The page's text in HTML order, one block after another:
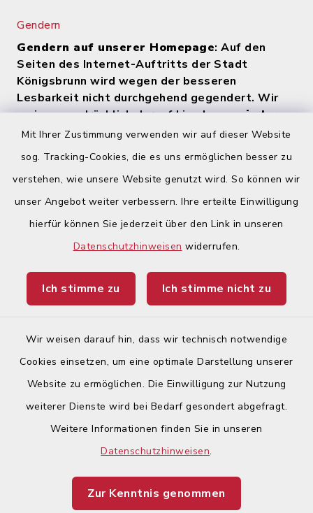
Mit Ihrer Zustimmung verwenden wir auf dieser Website
sog. Tracking-Cookies, die es uns ermöglichen besser zu
verstehen, wie unsere Website genutzt wird. So können wir
unser Angebot weiter verbessern. Ihre erteilte Einwilligung
hierfür können Sie jederzeit über den Link in unseren
Datenschutzhinweisen widerrufen.
Ich stimme zu Ich stimme nicht zu
Wir weisen darauf hin, dass wir technisch notwendige
Cookies einsetzen, um eine optimale Darstellung unserer
Website zu ermöglichen. Die Einwilligung zur Nutzung
weiterer Dienste wird bei Bedarf gesondert abgefragt.
Weitere Informationen finden Sie in unseren
Datenschutzhinweisen.
Zur Kenntnis genommen
Gendern
Gendern auf unserer Homepage: Auf den
Seiten des Internet-Auftritts der Stadt
Königsbrunn wird wegen der besseren
Lesbarkeit nicht durchgehend gegendert. Wir
weisen ausdrücklich darauf hin, dasszu jeder
Zeit alle Geschlechter (m/w/d) angesprochen
Quicklinks
Begegnungsland Lech-Wertach
Ticketportal
Barrierefreiheit